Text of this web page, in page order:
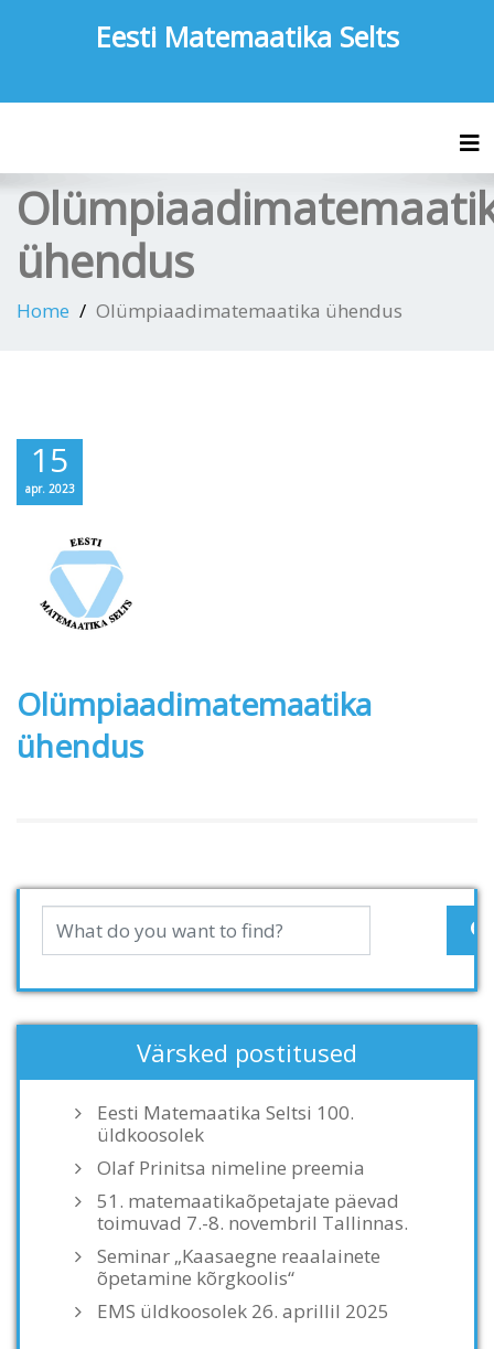
Eesti Matemaatika Selts
ühendus
Home Olümpiaadimatemaatika ühendus
15
apr. 2023
Olümpiaadimatemaatika
ühendus
Värsked postitused
Eesti Matemaatika Seltsi 100.
üldkoosolek
Olaf Prinitsa nimeline preemia
51. matemaatikaõpetajate päevad
toimuvad 7.-8. novembril Tallinnas.
Seminar „Kaasaegne reaalainete
õpetamine kõrgkoolis“
EMS üldkoosolek 26. aprillil 2025